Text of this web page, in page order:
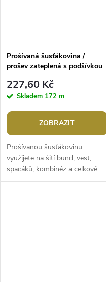
Prošívaná šusťákovina /
prošev zateplená s podšívkou
227,60 Kč
Skladem 172 m
ZOBRAZIT
Prošívanou šusťákovinu
využijete na šití bund, vest,
spacáků, kombinéz a celkově
podzimního a zimního oblečení.